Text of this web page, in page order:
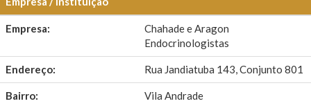
Empresa:
Chahade e Aragon
Endocrinologistas
Endereço: Rua Jandiatuba 143, Conjunto 801
Bairro: Vila Andrade